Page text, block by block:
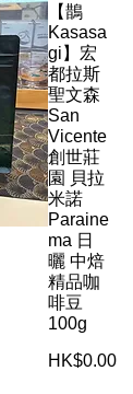
【鵲
Kasasa
gi】宏
都拉斯
聖文森
San
Vicente
創世莊
園 貝拉
米諾
Paraine
ma 日
曬 中焙
精品咖
啡豆
100g
HK$0.00價